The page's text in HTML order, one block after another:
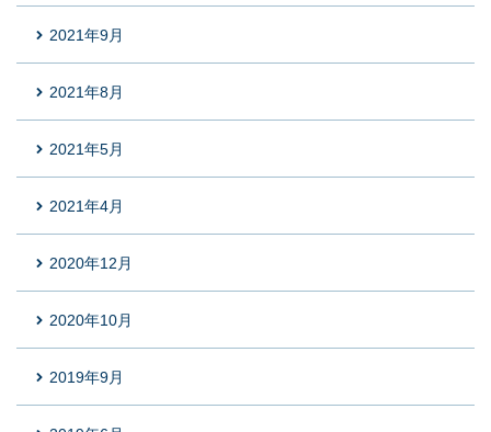
2021年9月
2021年8月
2021年5月
2021年4月
2020年12月
2020年10月
2019年9月